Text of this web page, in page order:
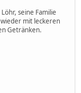
seine Familie
mit leckeren
Getränken.